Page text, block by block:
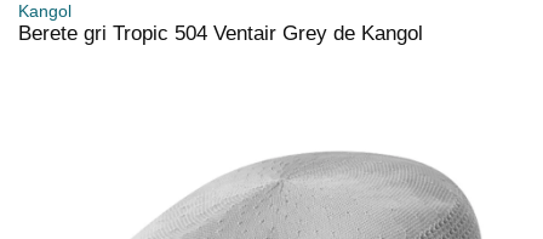
Kangol
Berete gri Tropic 504 Ventair Grey de Kangol